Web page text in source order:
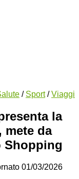
/ Sport / Viaggi
la
mete da
Shopping
01/03/2026